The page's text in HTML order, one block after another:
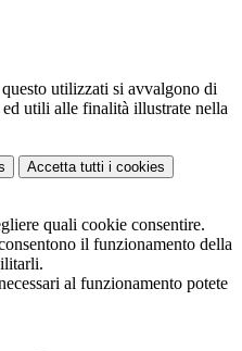
utilizzati si avvalgono di
utili alle finalità illustrate nella
Accetta tutti i cookies
quali cookie consentire.
il funzionamento della
al funzionamento potete